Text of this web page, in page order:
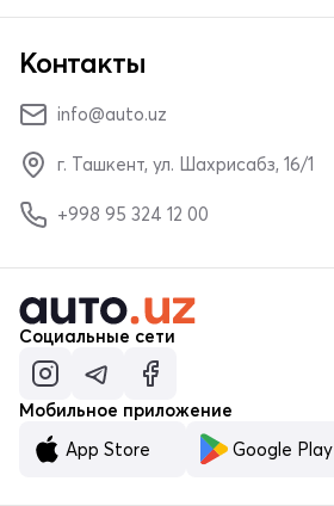
Контакты
info@auto.uz
г. Ташкент, ул. Шахрисабз, 16/1
+998 95 324 12 00
Социальные сети
Мобильное приложение
App Store
Google Play